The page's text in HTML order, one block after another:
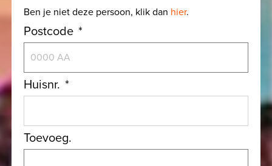
a
m
s
e
n
.
A
c
e
r
Ben je niet deze persoon, klik dan hier.
Postcode *
Huisnr. *
Toevoeg.